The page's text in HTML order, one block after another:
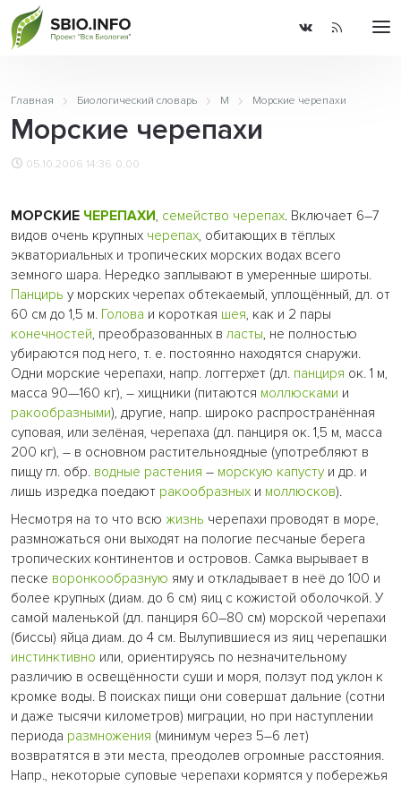
Главная Биологический словарь М Морские черепахи
Морские черепахи
05.10.2006 14:36 0.00
МОРСКИЕ ЧЕРЕПАХИ, семейство черепах. Включает 6–7
видов очень крупных черепах, обитающих в тёплых
экваториальных и тропических морских водах всего
земного шара. Нередко заплывают в умеренные широты.
Панцирь у морских черепах обтекаемый, уплощённый, дл. от
60 см до 1,5 м. Голова и короткая шея, как и 2 пары
конечностей, преобразованных в ласты, не полностью
убираются под него, т. е. постоянно находятся снаружи.
Одни морские черепахи, напр. логгерхет (дл. панциря ок. 1 м,
масса 90—160 кг), – хищники (питаются моллюсками и
ракообразными), другие, напр. широко распространённая
суповая, или зелёная, черепаха (дл. панциря ок. 1,5 м, масса
200 кг), – в основном растительноядные (употребляют в
пищу гл. обр. водные растения – морскую капустуи др. и
лишь изредка поедают ракообразных и моллюсков).
Несмотря на то что всю жизнь черепахи проводят в море,
размножаться они выходят на пологие песчаные берега
тропических континентов и островов. Самка вырывает в
песке воронкообразную яму и откладывает в неё до 100 и
более крупных (диам. до 6 см) яиц с кожистой оболочкой. У
самой маленькой (дл. панциря 60–80 см) морской черепахи
(биссы) яйца диам. до 4 см. Вылупившиеся из яиц черепашки
инстинктивно или, ориентируясь по незначительному
различию в освещённости суши и моря, ползут под уклон к
кромке воды. В поисках пищи они совершат дальние (сотни
и даже тысячи километров) миграции, но при наступлении
периода размножения (минимум через 5–6 лет)
возвратятся в эти места, преодолев огромные расстояния.
Напр., некоторые суповые черепахи кормятся у побережья